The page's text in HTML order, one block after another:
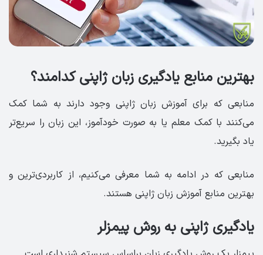
بهترین منابع یادگیری زبان ژاپنی کدامند؟
منابعی که برای آموزش زبان ژاپنی وجود دارند به شما کمک
می‌کنند با کمک معلم یا به صورت خودآموز، این زبان را سریع‌تر
یاد بگیرید.
منابعی که در ادامه به شما معرفی می‌کنیم، از کاربردی‌ترین و
بهترین منابع آموزش زبان ژاپنی هستند.
یادگیری ژاپنی به روش پیمزلر